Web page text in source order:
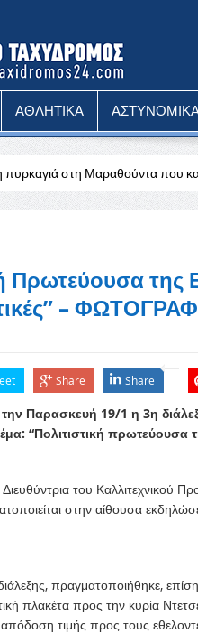
ΑΘΛΗΤΙΚΑ
που κατέκαψε περίπου
Πρωτεύουσα
–
Share Share
Παρασκευή 19/1 η 3η
“Πολιτιστική
του Καλλιτεχνικού
στην αίθουσα
διάλεξης, πραγματοποιήθηκε,
πλακέτα προς την κυρία
απόδοση τιμής προς τους